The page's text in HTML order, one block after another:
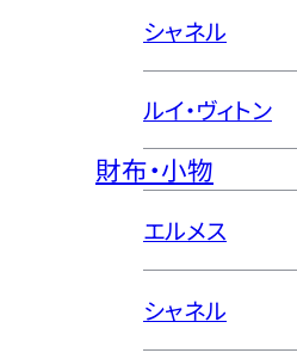
シャネル
ルイ・ヴィトン
財布・小物
エルメス
シャネル